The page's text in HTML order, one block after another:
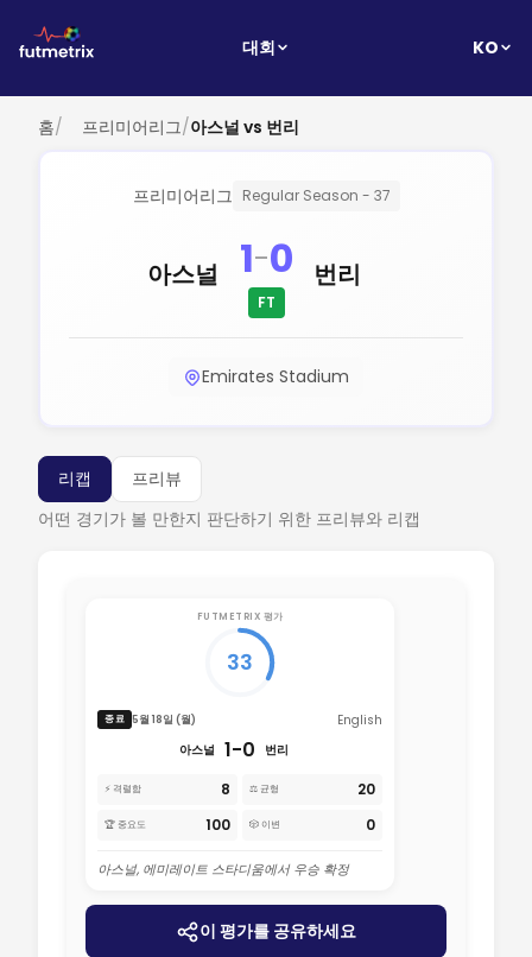
대회 KO
홈/ 프리미어리그/아스널 vs 번리
프리미어리그 Regular Season - 37
아스널 1-0
FT
번리
Emirates Stadium
리캡
프리뷰
어떤 경기가 볼 만한지 판단하기 위한 프리뷰와 리캡
FUTMETRIX 평가
33
종료 5월 18일 (월)
English
아스널 1-0 번리
⚡ 격렬함 8 ⚖️ 균형 20
🏆 중요도 100 🎲 이변 0
아스널, 에미레이트 스타디움에서 우승 확정
이 평가를 공유하세요